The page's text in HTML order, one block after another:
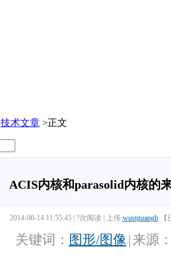
技术文章 >正文
ACIS内核和parasolid内核的
2014-06-14 11:55:45 ?次阅读 上传:wustguangh
关键词： 图形/图像 | 来源